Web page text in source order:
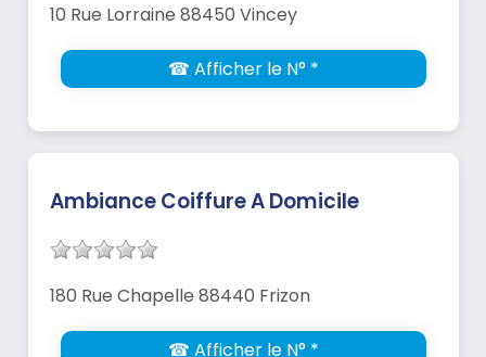
10 Rue Lorraine 88450 Vincey
☎ Afficher le N° *
Ambiance Coiffure A Domicile
180 Rue Chapelle 88440 Frizon
☎ Afficher le N° *